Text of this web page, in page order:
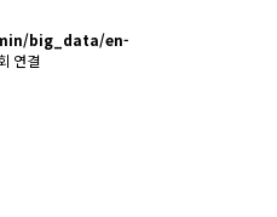
big_data/en-
연결